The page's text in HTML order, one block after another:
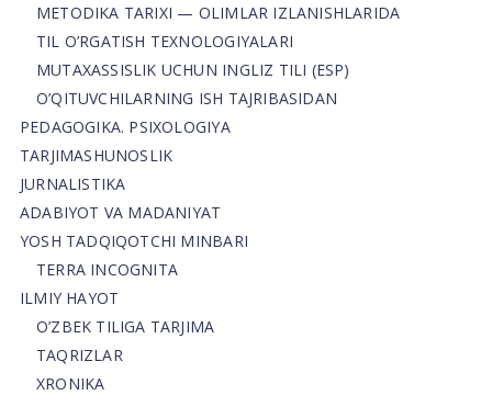
METODIKA TARIXI — OLIMLAR IZLANISHLARIDA
TIL O’RGATISH TEXNOLOGIYALARI
MUTAXASSISLIK UCHUN INGLIZ TILI (ESP)
O’QITUVCHILARNING ISH TAJRIBASIDAN
PEDAGOGIKA. PSIXOLOGIYA
TARJIMASHUNOSLIK
JURNALISTIKA
ADABIYOT VA MADANIYAT
YOSH TADQIQOTCHI MINBARI
TERRA INCOGNITA
ILMIY HAYOT
O’ZBEK TILIGA TARJIMA
TAQRIZLAR
XRONIKA